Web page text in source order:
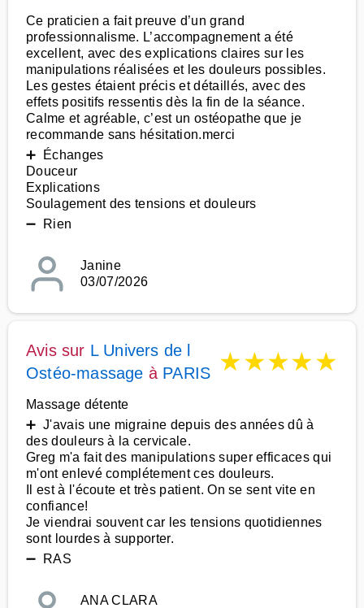
Ce praticien a fait preuve d’un grand
professionnalisme. L’accompagnement a été
excellent, avec des explications claires sur les
manipulations réalisées et les douleurs possibles.
Les gestes étaient précis et détaillés, avec des
effets positifs ressentis dès la fin de la séance.
Calme et agréable, c’est un ostéopathe que je
recommande sans hésitation.merci
➕ Échanges
Douceur
Explications
Soulagement des tensions et douleurs
➖ Rien
Janine
03/07/2026
Avis sur L Univers de l
Ostéo-massage à PARIS ★★★★★
Massage détente
➕ J'avais une migraine depuis des années dû à
des douleurs à la cervicale.
Greg m'a fait des manipulations super efficaces qui
m'ont enlevé complétement ces douleurs.
Il est à l'écoute et très patient. On se sent vite en
confiance!
Je viendrai souvent car les tensions quotidiennes
sont lourdes à supporter.
➖ RAS
ANA CLARA